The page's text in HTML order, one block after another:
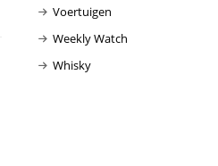
Voertuigen
Weekly Watch
Whisky